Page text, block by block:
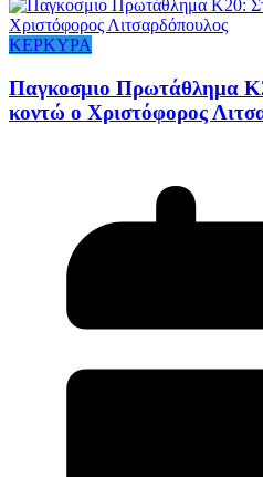
ΚΕΡΚΥΡΑ
Παγκοσμιο Πρωτάθλημα
κοντώ ο Χριστόφορος